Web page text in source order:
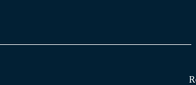
pp m